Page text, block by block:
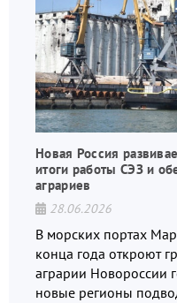
Новая Россия
итоги работы СЭЗ и
аграриев
28.06.2026
В морских портах
конца года откроют
аграрии Новороссии
новые регионы